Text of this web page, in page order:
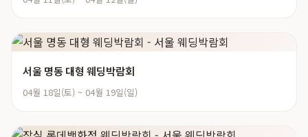
서울 명동 대형 웨딩박람회
04월 18일(토) ~ 04월 19일(일)